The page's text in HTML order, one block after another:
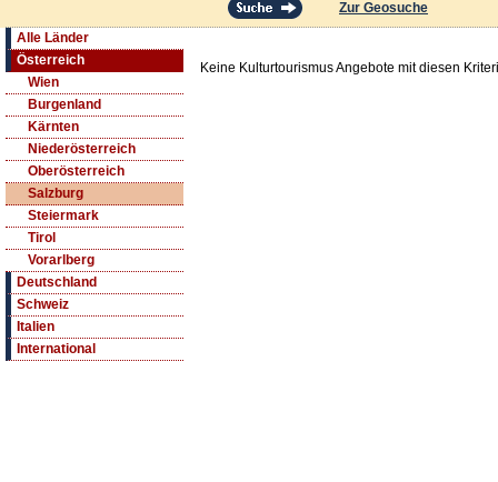
Zur Geosuche
Alle Länder
Österreich
Wien
Burgenland
Kärnten
Niederösterreich
Oberösterreich
Salzburg
Steiermark
Tirol
Vorarlberg
Deutschland
Schweiz
Italien
International
Keine Kulturtourismus Angebote mit diesen